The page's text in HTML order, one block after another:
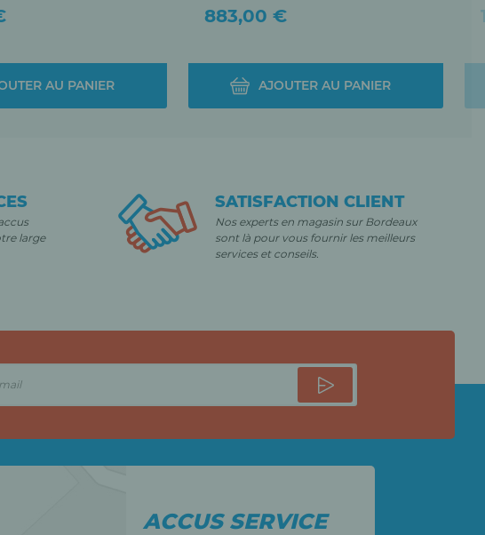
AU PANIER
Prix
883,00 €
AJOUTER AU PANIER
large
SATISFACTION CLIENT
Nos experts en magasin sur Bordeaux
sont là pour vous fournir les meilleurs
services et conseils.
ACCUS SERVICE